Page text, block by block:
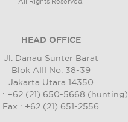
All Rights Reserved.
HEAD OFFICE
Jl. Danau Sunter Barat
Blok AIII No. 38-39
Jakarta Utara 14350
: +62 (21) 650-5668 (hunting)
Fax : +62 (21) 651-2556